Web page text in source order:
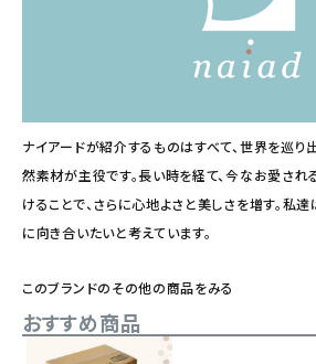
ナイアードが紹介するものはすべて、世界を巡り
然素材が主役です。長い時を経て、今なお愛さ
けることで、さらに心地よさと美しさを増す。私
に向き合いたいと考えています。
このブランドのその他の商品をみる
おすすめ商品